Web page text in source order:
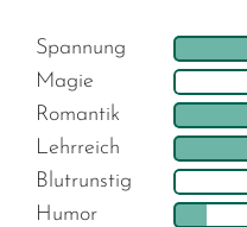
Spannung
Magie
Romantik
Lehrreich
Blutrunstig
Humor